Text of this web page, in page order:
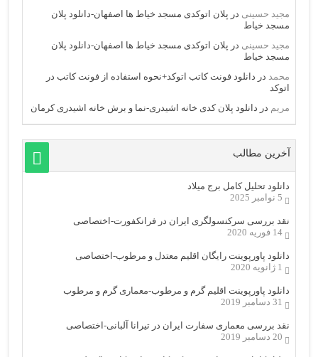
مجید حسینی در پلان اتوکدی مسجد خیاط ها اصفهان-دانلود پلان
مسجد خیاط
مجید حسینی در پلان اتوکدی مسجد خیاط ها اصفهان-دانلود پلان
مسجد خیاط
محمد در دانلود فونت کاتب اتوکد+نحوه استفاده از فونت کاتب در
اتوکد
مریم در دانلود پلان کدی خانه اشیدری-نما و برش خانه اشیدری کرمان
آخرین مطالب
دانلود تحلیل کامل برج میلاد
5 نوامبر 2025
نقد بررسی سرکنسولگری ایران در فرانکفورت-اختصاصی
14 فوریه 2020
دانلود پاورپوینت رایگان اقلیم معتدل و مرطوب-اختصاصی
1 ژانویه 2020
دانلود پاورپوینت اقلیم گرم و مرطوب-معماری گرم و مرطوب
31 دسامبر 2019
نقد بررسی معماری سفارت ایران در تیرانا آلبانی-اختصاصی
20 دسامبر 2019